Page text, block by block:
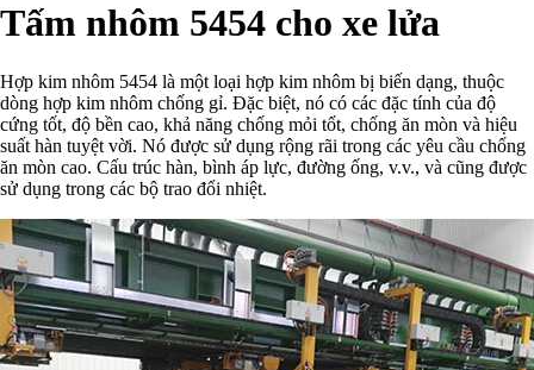
Tấm nhôm 5454 cho xe lửa
Hợp kim nhôm 5454 là một loại hợp kim nhôm bị biến dạng, thuộc
dòng hợp kim nhôm chống gỉ. Đặc biệt, nó có các đặc tính của độ
cứng tốt, độ bền cao, khả năng chống mỏi tốt, chống ăn mòn và hiệu
suất hàn tuyệt vời. Nó được sử dụng rộng rãi trong các yêu cầu chống
ăn mòn cao. Cấu trúc hàn, bình áp lực, đường ống, v.v., và cũng được
sử dụng trong các bộ trao đổi nhiệt.